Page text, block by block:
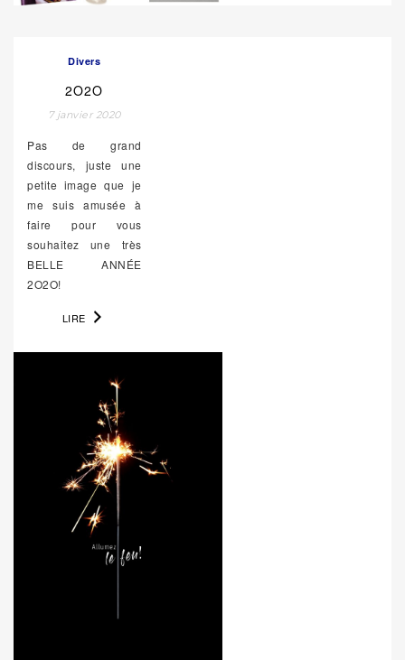
Divers
2O2O
7 janvier 2020
Pas de grand
discours, juste une
petite image que je
me suis amusée à
faire pour vous
souhaitez une très
BELLE ANNÉE
2O2O!
LIRE